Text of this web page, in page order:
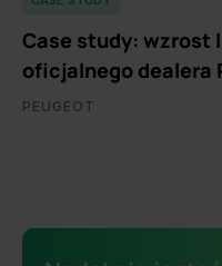
Case study: wzrost
oficjalnego dealera
PEUGEOT